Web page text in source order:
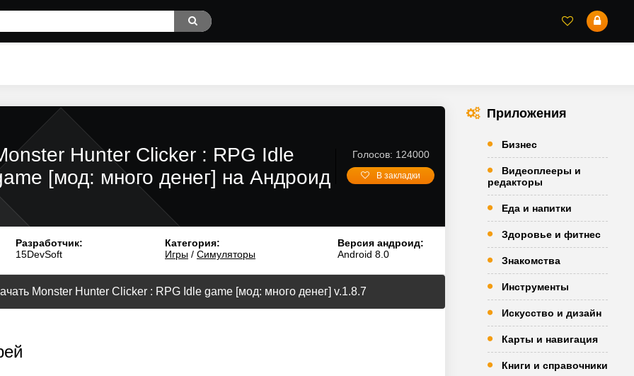
Hunter Clicker : RPG Idle
[мод: много денег] на Андроид
Голосов: 124000
В закладки
Разработчик:
15DevSoft
Категория:
Игры / Симуляторы
Версия андроид:
Android 8.0
Monster Hunter Clicker : RPG Idle game [мод: много денег] v.1.8.7
Приложения
Бизнес
Видеоплееры и
редакторы
Еда и напитки
Здоровье и фитнес
Знакомства
Инструменты
Искусство и дизайн
Карты и навигация
Книги и справочники